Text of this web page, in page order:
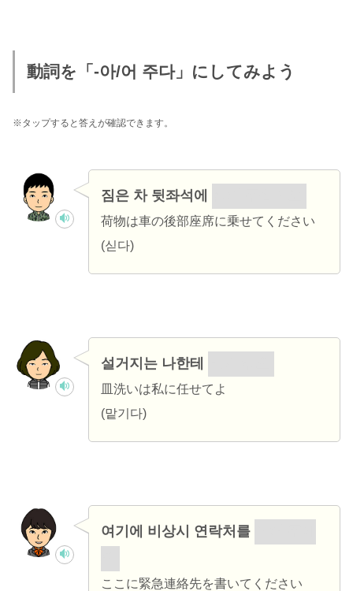
動詞を「-아/어 주다」にしてみよう
※タップすると答えが確認できます。
짐은 차 뒷좌석에
荷物は車の後部座席に乗せてください
(싣다)
설거지는 나한테
皿洗いは私に任せてよ
(맡기다)
여기에 비상시 연락처를
ここに緊急連絡先を書いてください